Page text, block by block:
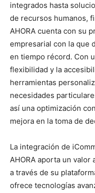
integrados hasta
de recursos humanos,
AHORA cuenta con su
empresarial con la que
en tiempo récord. Con
flexibilidad y la
herramientas
necesidades
así una optimización
mejora en la toma de
La integración de
AHORA aporta un
a través de su
ofrece tecnologías